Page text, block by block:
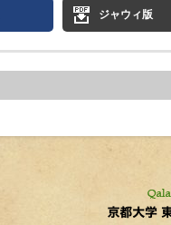
ジャウィ版